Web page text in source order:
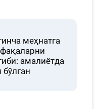
меҳнатга
амалиётда